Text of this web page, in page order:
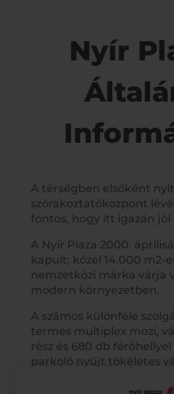
Nyír
A térségben elsőként
szórakoztatóközpont
fontos, hogy itt igazán jól
A Nyír Plaza 2000.
kapuit; közel 14.000 m2-
nemzetközi márka várja
modern környezetben.
A számos különféle
termes multiplex mozi,
rész és 680 db
parkoló nyújt tökéletes